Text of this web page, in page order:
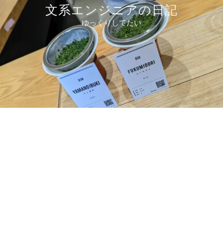
テ
ツ
へ
ス
ッ
プ
文系エンジニアの日記
ゆっくりしてたい